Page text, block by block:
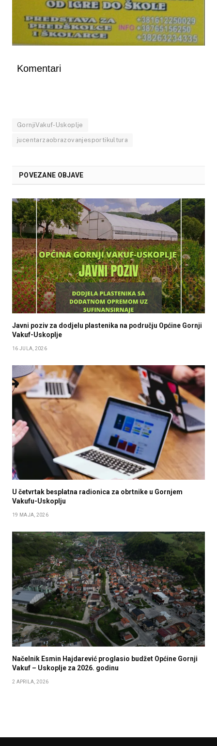
Komentari
GornjiVakuf-Uskoplje
jucentarzaobrazovanjesportikultura
POVEZANE OBJAVE
Javni poziv za dodjelu plastenika na području Općine Gornji
Vakuf-Uskoplje
16 JULA, 2026
U četvrtak besplatna radionica za obrtnike u Gornjem
Vakufu-Uskoplju
19 MAJA, 2026
Načelnik Esmin Hajdarević proglasio budžet Općine Gornji
Vakuf – Uskoplje za 2026. godinu
2 APRILA, 2026